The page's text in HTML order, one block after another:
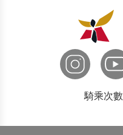
申請表單
國際諮詢
騎乘次數